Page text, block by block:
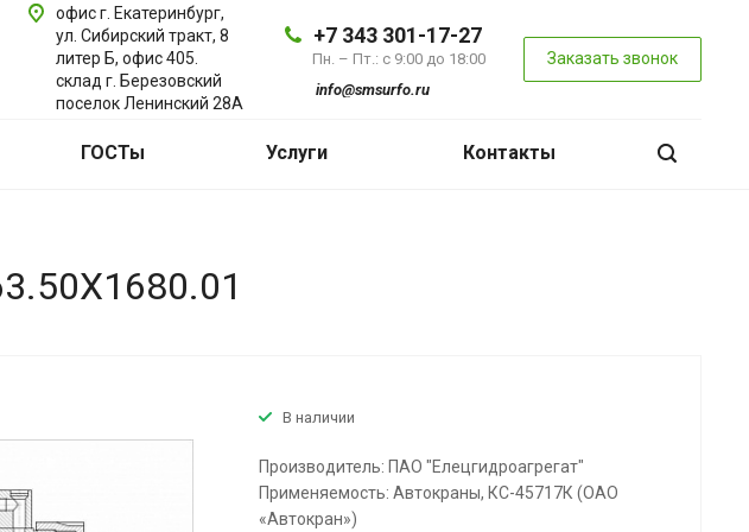
+7 343 301-17-27
Пн. – Пт.: с 9:00 до 18:00
info@smsurfo.ru
Заказать звонок
офис г. Екатеринбург,
ул. Сибирский тракт, 8
литер Б, офис 405.
склад г. Березовский
поселок Ленинский 28А
ГОСТы Услуги Контакты
В наличии
Производитель: ПАО "Елецгидроагрегат"
Применяемость: Автокраны, КС-45717К (ОАО
«Автокран»)